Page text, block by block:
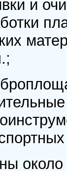
и
около